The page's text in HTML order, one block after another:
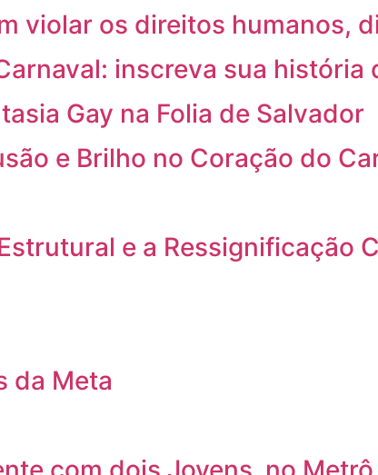
violar os direitos humanos,
inscreva sua história
Gay na Folia de Salvador
e Brilho no Coração do
e a Ressignificação
da Meta